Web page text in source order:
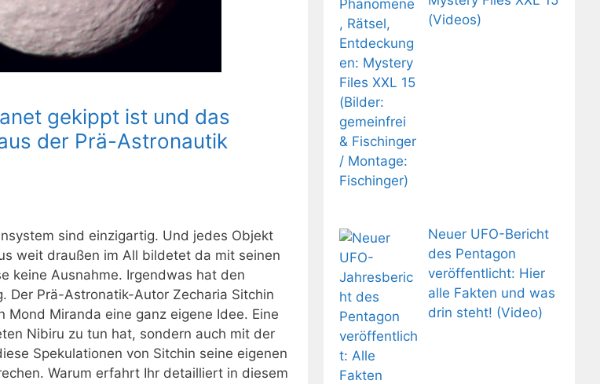
gekippt ist und das
der Prä-Astronautik
sind einzigartig. Und jedes Objekt
weit draußen im All bildetet da mit seinen
keine Ausnahme. Irgendwas hat den
Der Prä-Astronatik-Autor Zecharia Sitchin
Miranda eine ganz eigene Idee. Eine
Nibiru zu tun hat, sondern auch mit der
Spekulationen von Sitchin seine eigenen
Warum erfahrt Ihr detailliert in diesem
(Videos)
Neuer UFO-Bericht
des Pentagon
veröffentlicht: Hier
alle Fakten und was
drin steht! (Video)